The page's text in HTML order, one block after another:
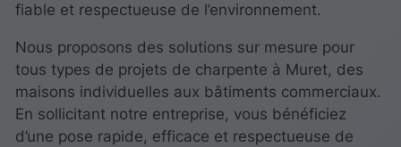
fiable et respectueuse de l’environnement.
Nous proposons des solutions sur mesure pour
tous types de projets de charpente à Muret, des
maisons individuelles aux bâtiments commerciaux.
En sollicitant notre entreprise, vous bénéficiez
d’une pose rapide, efficace et respectueuse de